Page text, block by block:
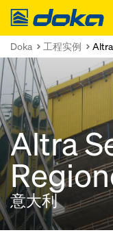
Doka
Doka 工程实例
Altra
意大利